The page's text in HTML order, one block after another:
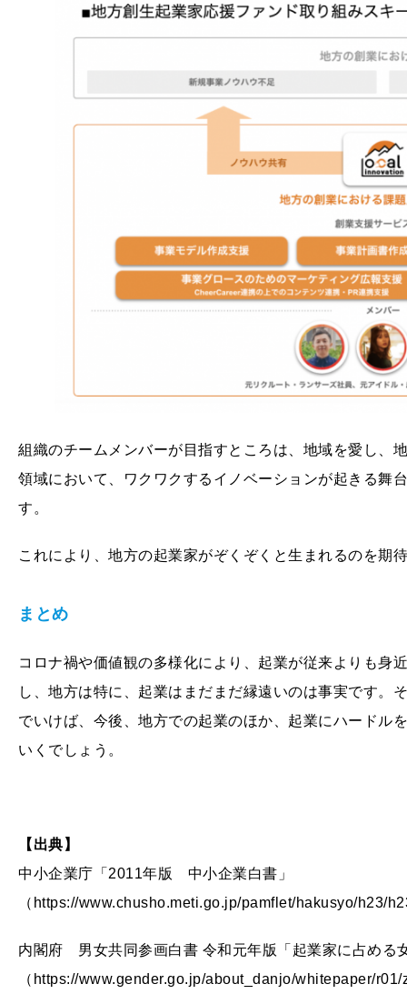
組織のチームメンバーが目指すところは、地域を愛し、
領域において、ワクワクするイノベーションが起きる舞
す。
これにより、地方の起業家がぞくぞくと生まれるのを期
まとめ
コロナ禍や価値観の多様化により、起業が従来よりも身
し、地方は特に、起業はまだまだ縁遠いのは事実です。
でいけば、今後、地方での起業のほか、起業にハードル
いくでしょう。
【出典】
中小企業庁「2011年版 中小企業白書」
（https://www.chusho.meti.go.jp/pamflet/hakusyo/h23/
内閣府 男女共同参画白書 令和元年版「起業家に占める
（https://www.gender.go.jp/about_danjo/whitepaper/